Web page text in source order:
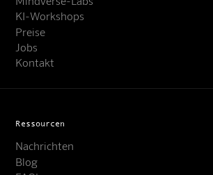
KI-Workshops
Preise
Jobs
Kontakt
Ressourcen
Nachrichten
Blog